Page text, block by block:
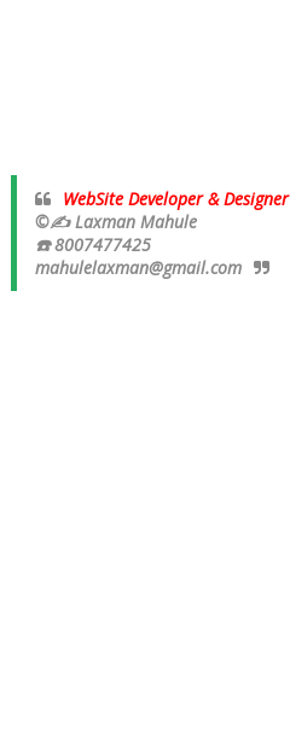
WebSite Developer & Designer
©✍ Laxman Mahule
☎️ 8007477425
mahulelaxman@gmail.com